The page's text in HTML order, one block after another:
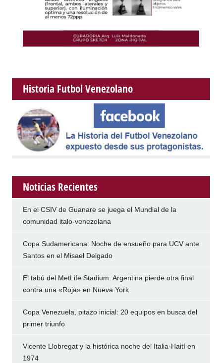
Historia Futbol Venezolano
Noticias Recientes
En el CSIV de Guanare se juega el Mundial de la
comunidad italo-venezolana
Copa Sudamericana: Noche de ensueño para UCV ante
Santos en el Misael Delgado
El tabú del MetLife Stadium: Argentina pierde otra final
contra una «Roja» en Nueva York
Copa Venezuela, pitazo inicial: 20 equipos en busca del
primer triunfo
Vicente Llobregat y la histórica noche del Italia-Haití en
1974